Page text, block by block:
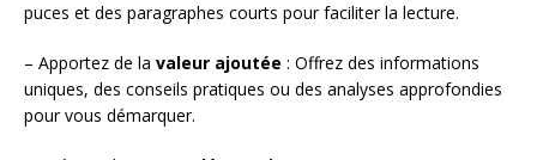
puces et des paragraphes courts pour faciliter la lecture.
– Apportez de la valeur ajoutée : Offrez des informations
uniques, des conseils pratiques ou des analyses approfondies
pour vous démarquer.